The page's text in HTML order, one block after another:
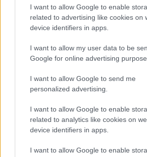
I want to allow Google to enable
related to advertising like cookies on
device identifiers in apps.
I want to allow my user data to be
Google for online advertising
I want to allow Google to send me
personalized advertising.
I want to allow Google to enable
related to analytics like cookies on
device identifiers in apps.
I want to allow Google to enable
Meccs Center
Paris Saint-Germain
Manchester United
Nya Ullevi, Göteborg
2026-08-08 17:00